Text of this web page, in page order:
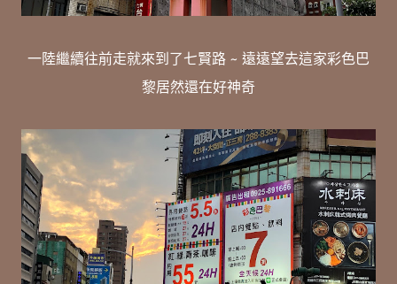
一陸繼續往前走就來到了七賢路 ~ 遠遠望去這家彩色巴
黎居然還在好神奇